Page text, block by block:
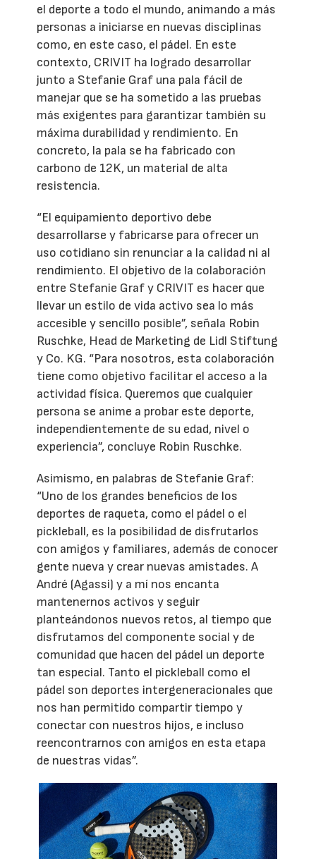
el deporte a todo el mundo, animando a más
personas a iniciarse en nuevas disciplinas
como, en este caso, el pádel. En este
contexto, CRIVIT ha logrado desarrollar
junto a Stefanie Graf una pala fácil de
manejar que se ha sometido a las pruebas
más exigentes para garantizar también su
máxima durabilidad y rendimiento. En
concreto, la pala se ha fabricado con
carbono de 12K, un material de alta
resistencia.
“El equipamiento deportivo debe
desarrollarse y fabricarse para ofrecer un
uso cotidiano sin renunciar a la calidad ni al
rendimiento. El objetivo de la colaboración
entre Stefanie Graf y CRIVIT es hacer que
llevar un estilo de vida activo sea lo más
accesible y sencillo posible”, señala Robin
Ruschke, Head de Marketing de Lidl Stiftung
y Co. KG. “Para nosotros, esta colaboración
tiene como objetivo facilitar el acceso a la
actividad física. Queremos que cualquier
persona se anime a probar este deporte,
independientemente de su edad, nivel o
experiencia”, concluye Robin Ruschke.
Asimismo, en palabras de Stefanie Graf:
“Uno de los grandes beneficios de los
deportes de raqueta, como el pádel o el
pickleball, es la posibilidad de disfrutarlos
con amigos y familiares, además de conocer
gente nueva y crear nuevas amistades. A
André (Agassi) y a mí nos encanta
mantenernos activos y seguir
planteándonos nuevos retos, al tiempo que
disfrutamos del componente social y de
comunidad que hacen del pádel un deporte
tan especial. Tanto el pickleball como el
pádel son deportes intergeneracionales que
nos han permitido compartir tiempo y
conectar con nuestros hijos, e incluso
reencontrarnos con amigos en esta etapa
de nuestras vidas”.